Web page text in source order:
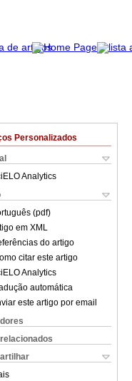
Personalizados
Analytics
(pdf)
em XML
do artigo
citar este artigo
Analytics
automática
este artigo por email